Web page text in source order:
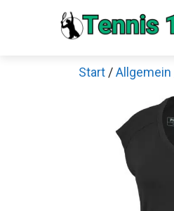
Start /Allgemein